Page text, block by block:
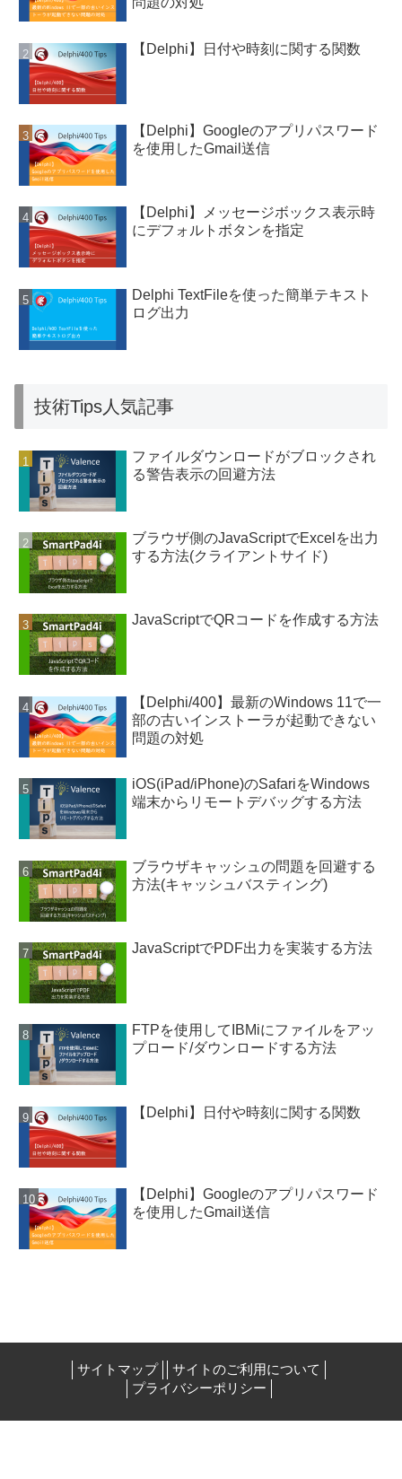
【Delphi】日付や時刻に関する関数
【Delphi】Googleのアプリパスワード
を使用したGmail送信
【Delphi】メッセージボックス表示時
にデフォルトボタンを指定
Delphi TextFileを使った簡単テキスト
ログ出力
技術Tips人気記事
ファイルダウンロードがブロックされ
る警告表示の回避方法
ブラウザ側のJavaScriptでExcelを出力
する方法(クライアントサイド)
JavaScriptでQRコードを作成する方法
【Delphi/400】最新のWindows 11で一
部の古いインストーラが起動できない
問題の対処
iOS(iPad/iPhone)のSafariをWindows
端末からリモートデバッグする方法
ブラウザキャッシュの問題を回避する
方法(キャッシュバスティング)
JavaScriptでPDF出力を実装する方法
FTPを使用してIBMiにファイルをアッ
プロード/ダウンロードする方法
【Delphi】日付や時刻に関する関数
【Delphi】Googleのアプリパスワード
を使用したGmail送信
サイトマップ
サイトのご利用について
プライバシーポリシー